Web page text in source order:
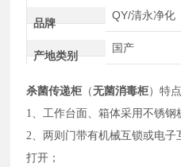
品牌
QY/清永净化
产地类别
国产
杀菌传递柜 （无菌消毒柜）特点
1、工作台面、箱体采用不锈钢
2、两则门带有机械互锁或电
打开；